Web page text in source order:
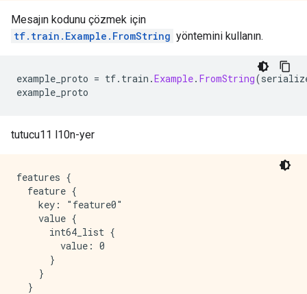
Mesajın kodunu çözmek için
tf.train.Example.FromString yöntemini kullanın.
example_proto = tf. train .Example. FromString(
example_proto
tutucu11 l10n-yer
features {
  feature {
    key: "feature0"
    value {
      int64_list {
        value: 0
      }
    }
  }